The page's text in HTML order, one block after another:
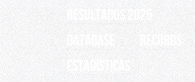
RESULTADOS 2025
Database
Records
ESTADÍSTICAS